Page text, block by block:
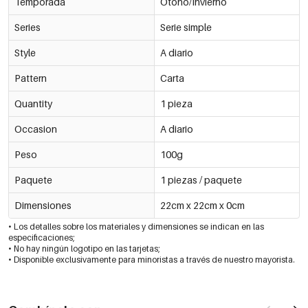
Series Serie simple
Style A diario
Pattern Carta
Quantity 1 pieza
Occasion A diario
Peso 100g
Paquete 1 piezas / paquete
Dimensiones 22cm x 22cm x 0cm
• Los detalles sobre los materiales y dimensiones se indican en las
especificaciones;
• No hay ningún logotipo en las tarjetas;
• Disponible exclusivamente para minoristas a través de nuestro mayorista.